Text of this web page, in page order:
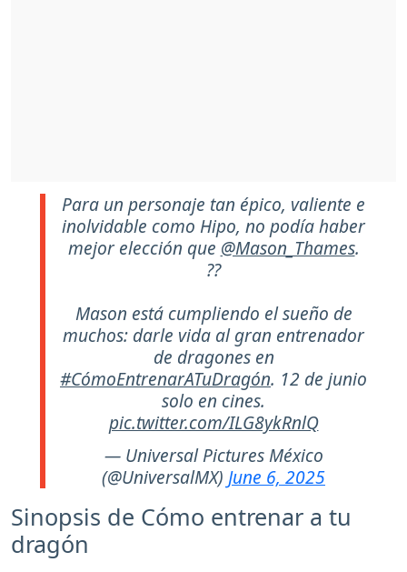
Para un personaje tan épico, valiente e
inolvidable como Hipo, no podía haber
mejor elección que @Mason_Thames.
??
Mason está cumpliendo el sueño de
muchos: darle vida al gran entrenador
de dragones en
#CómoEntrenarATuDragón. 12 de junio
solo en cines.
pic.twitter.com/ILG8ykRnlQ
— Universal Pictures México
(@UniversalMX) June 6, 2025
Sinopsis de Cómo entrenar a tu
dragón